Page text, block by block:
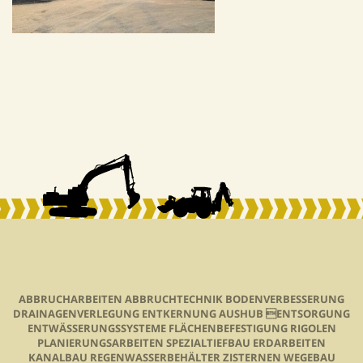
ABBRUCHARBEITEN ABBRUCHTECHNIK BODENVERBESSERUNG
DRAINAGENVERLEGUNG ENTKERNUNG AUSHUB ENTSORGUNG
ENTWÄSSERUNGSSYSTEME FLÄCHENBEFESTIGUNG RIGOLEN
PLANIERUNGSARBEITEN SPEZIALTIEFBAU ERDARBEITEN
KANALBAU REGENWASSERBEHÄLTER ZISTERNEN WEGEBAU